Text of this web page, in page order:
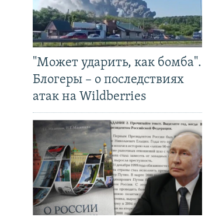
"Может ударить, как бомба".
Блогеры – о последствиях
атак на Wildberries